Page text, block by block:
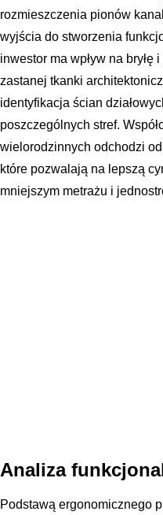
rozmieszczenia pionów
wyjścia do stworzenia
inwestor ma wpływ na
zastanej tkanki
identyfikacja ścian
poszczególnych stref.
wielorodzinnych odchodzi
które pozwalają na lepszą
mniejszym metrażu i
Analiza
Podstawą ergonomicznego